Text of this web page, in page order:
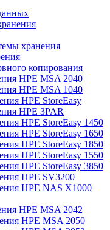
хранения
копирования
HPE MSA 2040
HPE MSA 1040
HPE StoreEasy
HPE 3PAR
HPE StoreEasy 1450
HPE StoreEasy 1650
HPE StoreEasy 1850
HPE StoreEasy 1550
HPE StoreEasy 3850
HPE SV3200
HPE NAS X1000
HPE MSA 2042
HPE MSA 2050